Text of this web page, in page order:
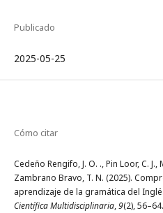
Publicado
2025-05-25
Cómo citar
Cedeño Rengifo, J. O. ., Pin Loor, C.
Zambrano Bravo, T. N. (2025).
aprendizaje de la gramática del
Científica Multidisciplinaria,9(2), 56–64.